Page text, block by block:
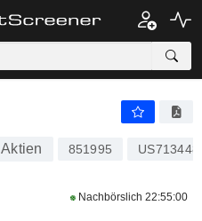
Aktien 851995
Nachbörslich 22:55:00